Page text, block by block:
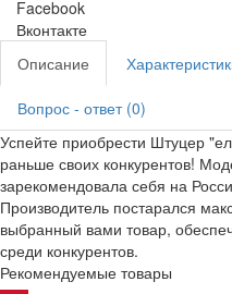
Facebook
Вконтакте
Описание
Вопрос - ответ (0)
Успейте приобрести Штуцер
раньше своих конкурентов!
зарекомендовала себя на
Производитель постарался
выбранный вами товар,
среди конкурентов.
Рекомендуемые товары